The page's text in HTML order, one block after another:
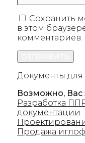
Сохранить
в этом
комментариев.
Документы для
Возможно, Вас
Разработка
документации
Продажа